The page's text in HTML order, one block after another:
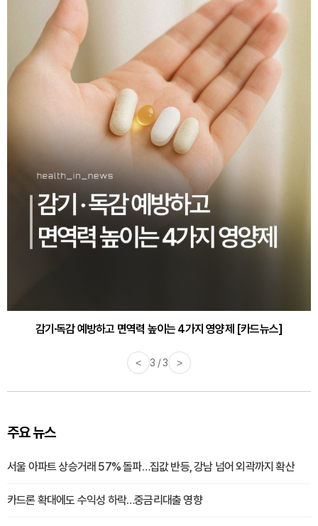
감기·독감 예방하고 면역력 높이는 4가지 영양제 [카드뉴스]
< 3 / 3 >
주요 뉴스
서울 아파트 상승거래 57% 돌파…집값 반등, 강남 넘어 외곽까지 확산
카드론 확대에도 수익성 하락…중금리대출 영향